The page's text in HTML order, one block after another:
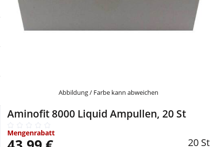
Sale
Schnäppchen
Täglich gut versorgt
Körperpflege & Kosmetik
Liebe & Erotik
Nahrungsergänzung
Natur & Homöopathie
Physiogel
Aliud Pharma
Abbildung / Farbe kann abweichen
Aminofit 8000 Liquid Ampullen, 20 St
Mengenrabatt
20 St